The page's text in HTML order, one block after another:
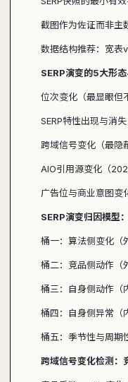
截图作为佐证而非主
数据结构推荐：宽表
SERP演变的5大形
位次变化（最显眼但
SERP特性出现与消失
跨域信号变化（最隐
AIO引用源变化（
广告位与商业意图变
SERP演变归因模型
桶一：算法侧变化（
桶二：竞品侧动作（
桶三：自身侧动作（
桶四：自身侧异常（
桶五：季节性与周期